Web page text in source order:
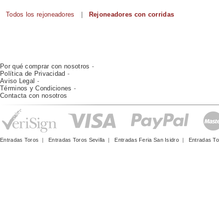
Todos los rejoneadores Rejoneadores con corridas
Por qué comprar con nosotros -
Política de Privacidad -
Aviso Legal -
Términos y Condiciones -
Contacta con nosotros
Entradas Toros | Entradas Toros Sevilla | Entradas Feria San Isidro| Entradas